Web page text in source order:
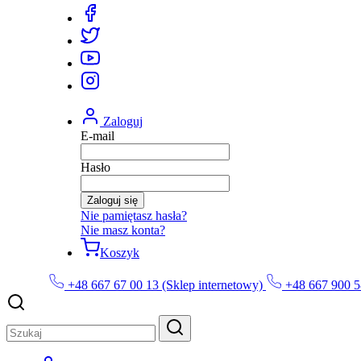
Zaloguj
E-mail
Hasło
Zaloguj się
Nie pamiętasz hasła?
Nie masz konta?
Koszyk
+48 667 67 00 13 (Sklep internetowy) +48 667 900